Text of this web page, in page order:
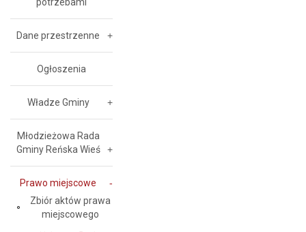
Dane przestrzenne
Ogłoszenia
Władze Gminy
Młodzieżowa Rada
Gminy Reńska Wieś
Prawo miejscowe
Zbiór aktów prawa
miejscowego